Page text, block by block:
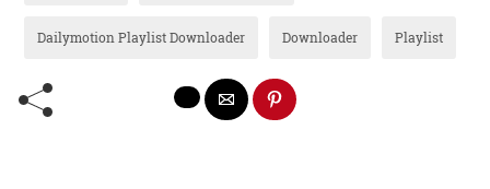
Dailymotion Playlist Downloader Downloader Playlist